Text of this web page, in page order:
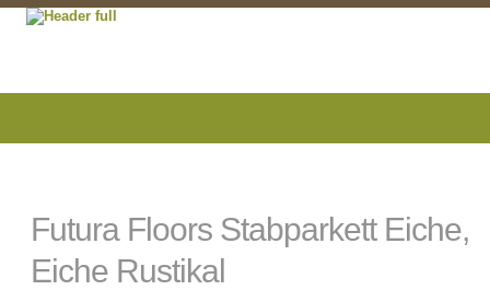
Futura Floors Stabparkett Eiche,
Eiche Rustikal